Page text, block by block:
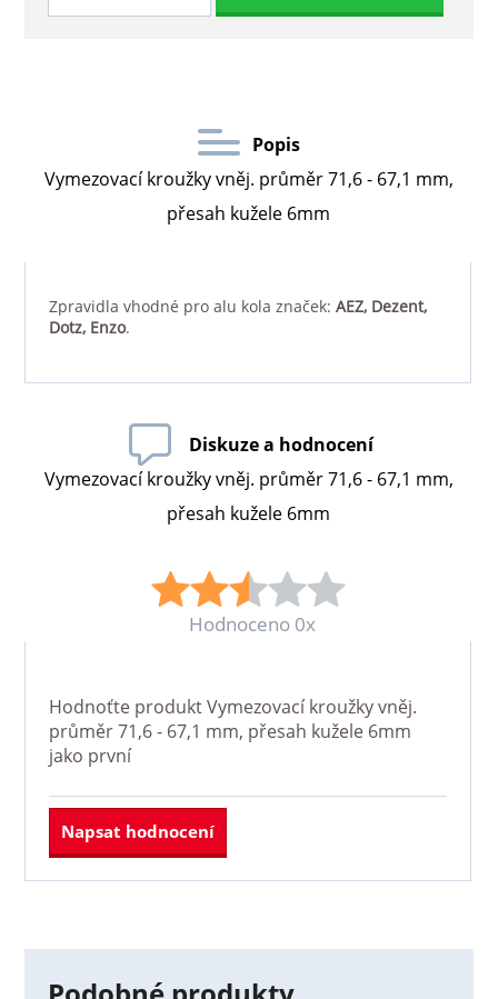
Popis
Vymezovací kroužky vněj. průměr 71,6 - 67,1 mm,
přesah kužele 6mm
Zpravidla vhodné pro alu kola značek: AEZ, Dezent,
Dotz, Enzo.
Diskuze a hodnocení
Vymezovací kroužky vněj. průměr 71,6 - 67,1 mm,
přesah kužele 6mm
Hodnoceno 0x
Hodnoťte produktVymezovací kroužky vněj.
průměr 71,6 - 67,1 mm, přesah kužele 6mm
jako první
Napsat hodnocení